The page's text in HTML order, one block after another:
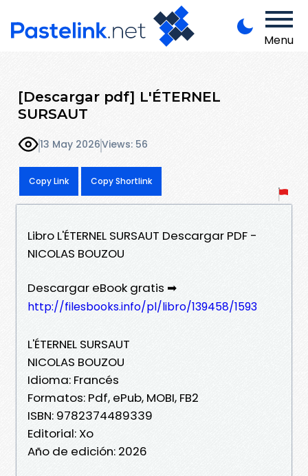
Menu
[Descargar pdf] L'ÉTERNEL
SURSAUT
13 May 2026Views: 56
Copy Link Copy Shortlink
Libro L'ÉTERNEL SURSAUT Descargar PDF -
NICOLAS BOUZOU
Descargar eBook gratis ➡
http://filesbooks.info/pl/libro/139458/1593
L'ÉTERNEL SURSAUT
NICOLAS BOUZOU
Idioma: Francés
Formatos: Pdf, ePub, MOBI, FB2
ISBN: 9782374489339
Editorial: Xo
Año de edición: 2026